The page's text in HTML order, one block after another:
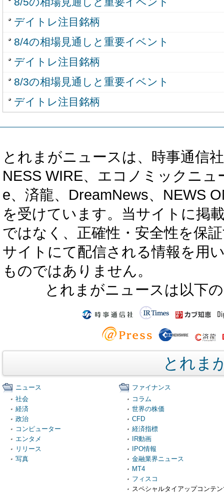
デイトレ注目銘柄
8/4の相場見通しと重要イベント
デイトレ注目銘柄
8/3の相場見通しと重要イベント
デイトレ注目銘柄
とれまがニュースは、時事通信
NESS WIRE、エコノミックニ
e、済龍、DreamNews、NEWS
を受けています。当サイトに掲
ではなく、正確性・安全性を保
サイトにて配信される情報を用
ものではありません。
とれまがニュースは以下
とれま
ニュース
社会
経済
政治
コンピューター
エンタメ
リリース
写真
ファイナンス
コラム
世界の株価
CFD
経済指標
IR動画
IPO情報
金融業界ニュース
MT4
フィスコ
スペシャルタイアップコンテ